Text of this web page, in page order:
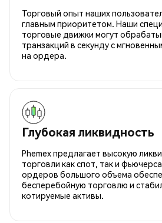
Торговый опыт наших
главным приоритетом. Наши
торговые движки могут
транзакций в секунду с
на ордера.
Глубокая ликвидность
Phemex предлагает высокую
торговли как спот, так и
ордеров большого объема
бесперебойную торговлю и
котируемые активы.